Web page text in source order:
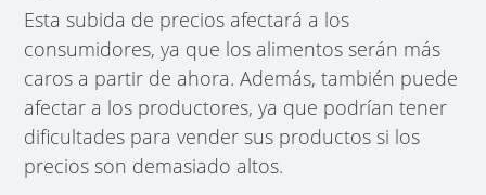
Esta subida de precios afectará a los
consumidores, ya que los alimentos serán más
caros a partir de ahora. Además, también puede
afectar a los productores, ya que podrían tener
dificultades para vender sus productos si los
precios son demasiado altos.